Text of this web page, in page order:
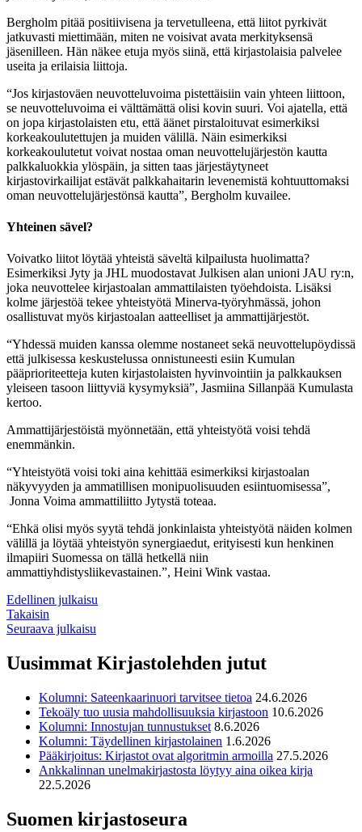
Bergholm pitää positiivisena ja tervetulleena, että liitot pyrkivät
jatkuvasti miettimään, miten ne voisivat avata merkityksensä
jäsenilleen. Hän näkee etuja myös siinä, että kirjastolaisia palvelee
useita ja erilaisia liittoja.
“Jos kirjastoväen neuvotteluvoima pistettäisiin vain yhteen liittoon,
se neuvotteluvoima ei välttämättä olisi kovin suuri. Voi ajatella, että
on jopa kirjastolaisten etu, että äänet pirstaloituvat esimerkiksi
korkeakoulutettujen ja muiden välillä. Näin esimerkiksi
korkeakoulutetut voivat nostaa oman neuvottelujärjestön kautta
palkkaluokkia ylöspäin, ja sitten taas järjestäytyneet
kirjastovirkailijat estävät palkkahaitarin levenemistä kohtuuttomaksi
oman neuvottelujärjestönsä kautta”, Bergholm kuvailee.
Yhteinen sävel?
Voivatko liitot löytää yhteistä säveltä kilpailusta huolimatta?
Esimerkiksi Jyty ja JHL muodostavat Julkisen alan unioni JAU ry:n,
joka neuvottelee kirjastoalan ammattilaisten työehdoista. Lisäksi
kolme järjestöä tekee yhteistyötä Minerva-työryhmässä, johon
osallistuvat myös kirjastoalan aatteelliset ja ammattijärjestöt.
“Yhdessä muiden kanssa olemme nostaneet sekä neuvottelupöydissä
että julkisessa keskustelussa onnistuneesti esiin Kumulan
pääprioriteetteja kuten kirjastolaisten hyvinvointiin ja palkkauksen
yleiseen tasoon liittyviä kysymyksiä”, Jasmiina Sillanpää Kumulasta
kertoo.
Ammattijärjestöistä myönnetään, että yhteistyötä voisi tehdä
enemmänkin.
“Yhteistyötä voisi toki aina kehittää esimerkiksi kirjastoalan
näkyvyyden ja ammatillisen monipuolisuuden esiintuomisessa”,
Jonna Voima ammattiliitto Jytystä toteaa.
“Ehkä olisi myös syytä tehdä jonkinlaista yhteistyötä näiden kolmen
välillä ja löytää yhteistyön synergiaedut, erityisesti kun henkinen
ilmapiiri Suomessa on tällä hetkellä niin
ammattiyhdistysliikevastainen.”, Heini Wink vastaa.
Edellinen julkaisu
Takaisin
Seuraava julkaisu
Uusimmat Kirjastolehden jutut
Kolumni: Sateenkaarinuori tarvitsee tietoa 24.6.2026
Tekoäly tuo uusia mahdollisuuksia kirjastoon 10.6.2026
Kolumni: Innostujan tunnustukset 8.6.2026
Kolumni: Täydellinen kirjastolainen 1.6.2026
Pääkirjoitus: Kirjastot ovat algoritmin armoilla 27.5.2026
Ankkalinnan unelmakirjastosta löytyy aina oikea kirja
22.5.2026
Suomen kirjastoseura